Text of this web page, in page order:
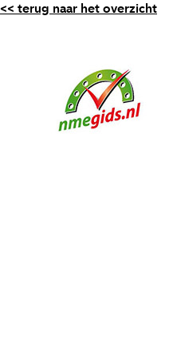
<< terug naar het overzicht